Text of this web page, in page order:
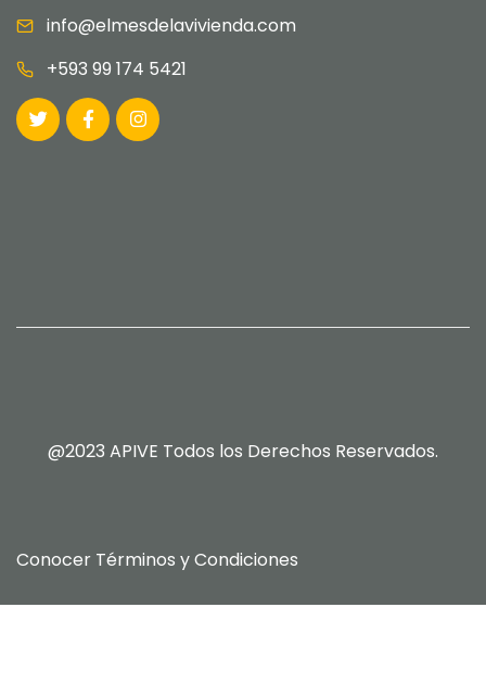
info@elmesdelavivienda.com
+593 99 174 5421
@2023 APIVE Todos los Derechos Reservados.
Conocer Términos y Condiciones